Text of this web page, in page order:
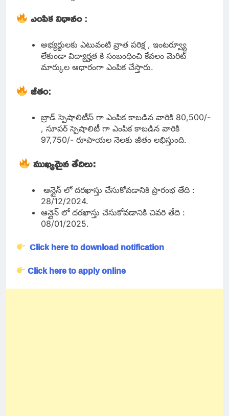
ఎంపిక విధానం:
అభ్యర్థులకు ఎటువంటి వ్రాత పరిక్ష , ఇంటర్వ్యూ
లేకుండా విద్యార్హత కి సంబంధించి కేవలం మెరిట్
మార్కుల ఆధారంగా ఎంపిక చేస్తారు.
జీతం:
బ్రాడ్ స్పెషాలిటీస్ గా ఎంపిక కాబడిన వారికి 80,500/-
, సూపర్ స్పెషాలిటీ గా ఎంపిక కాబడిన వారికి
97,750/- రూపాయల నెలకు జీతం లభిస్తుంది.
ముఖ్యమైన తేదిలు:
ఆన్లైన్ లో దరఖాస్తు చేసుకోవడానికి ప్రారంభ తేది :
28/12/2024.
ఆన్లైన్ లో దరఖాస్తు చేసుకోవడానికి చివరి తేది :
08/01/2025.
Click here to download notification
Click here to apply online